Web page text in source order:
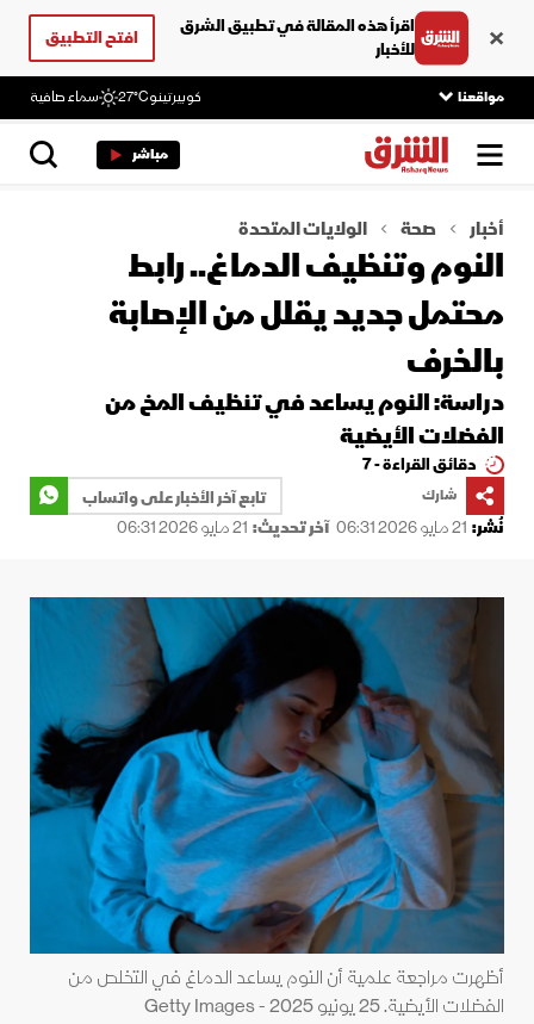
اقرأ هذه المقالة في تطبيق الشرق
للأخبار
افتح التطبيق
مواقعنا كوبيرتينو27°C سماء صافية
مباشر
أخبار صحة الولايات المتحدة
النوم وتنظيف الدماغ.. رابط
محتمل جديد يقلل من الإصابة
بالخرف
دراسة: النوم يساعد في تنظيف المخ من
الفضلات الأيضية
دقائق القراءة - 7
شارك
تابع آخر الأخبار على واتساب
نُشر: 21 مايو 2026 06:31 آخر تحديث: 21 مايو 2026 06:31
أظهرت مراجعة علمية أن النوم يساعد الدماغ في التخلص من
الفضلات الأيضية. 25 يونيو 2025 - Getty Images